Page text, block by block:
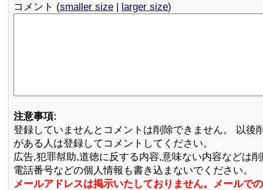
コメント (smaller size | larger size)
注意事項:
登録していませんとコメントは削除できません。 以後
がある人は登録してコメントしてください。
広告,犯罪幇助,道徳に反する内容,意味ない内容などは
電話番号などの個人情報も書き込まないでください。
メールアドレスは掲示いたしておりません。メールで